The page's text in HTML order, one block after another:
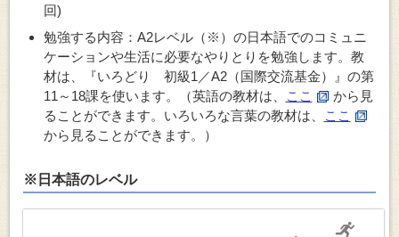
回)
勉強する内容：A2レベル（※）の日本語でのコミュニ
ケーションや生活に必要なやりとり を勉強します。教
材は、『いろどり 初級1／A2（国際交流基金）』の第
11～18課を使います。（英語の教材は、
ここ
から見
ることができます。いろいろな言葉の教材は、
ここ
から見ることができます。）
※日本語のレベル